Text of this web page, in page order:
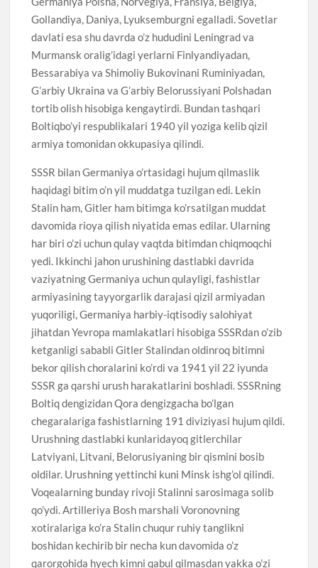
Gollandiya, Daniya, Lyuksemburgni egalladi. Sovetlar
davlati esa shu davrda o’z hududini Leningrad va
Murmansk oralig’idagi yerlarni Finlyandiyadan,
Bessarabiya va Shimoliy Bukovinani Ruminiyadan,
G’arbiy Ukraina va G’arbiy Belorussiyani Polshadan
tortib olish hisobiga kengaytirdi. Bundan tashqari
Boltiqbo’yi respublikalari 1940 yil yoziga kelib qizil
armiya tomonidan okkupasiya qilindi.
SSSR bilan Germaniya o’rtasidagi hujum qilmaslik
haqidagi bitim o’n yil muddatga tuzilgan edi. Lekin
Stalin ham, Gitler ham bitimga ko’rsatilgan muddat
davomida rioya qilish niyatida emas edilar. Ularning
har biri o’zi uchun qulay vaqtda bitimdan chiqmoqchi
yedi. Ikkinchi jahon urushining dastlabki davrida
vaziyatning Germaniya uchun qulayligi, fashistlar
armiyasining tayyorgarlik darajasi qizil armiyadan
yuqoriligi, Germaniya harbiy-iqtisodiy salohiyat
jihatdan Yevropa mamlakatlari hisobiga SSSRdan o’zib
ketganligi sababli Gitler Stalindan oldinroq bitimni
bekor qilish choralarini ko’rdi va 1941 yil 22 iyunda
SSSR ga qarshi urush harakatlarini boshladi. SSSRning
Boltiq dengizidan Qora dengizgacha bo’lgan
chegaralariga fashistlarning 191 diviziyasi hujum qildi.
Urushning dastlabki kunlaridayoq gitlerchilar
Latviyani, Litvani, Belorusiyaning bir qismini bosib
oldilar. Urushning yettinchi kuni Minsk ishg’ol qilindi.
Voqealarning bunday rivoji Stalinni sarosimaga solib
qo’ydi. Artilleriya Bosh marshali Voronovning
xotiralariga ko’ra Stalin chuqur ruhiy tanglikni
boshidan kechirib bir necha kun davomida o’z
qarorgohida hyech kimni qabul qilmasdan yakka o’zi